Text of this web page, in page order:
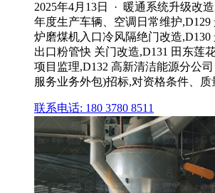
2025年4月13日 · 暖通系统升级改
年度生产车辆、空调日常维护,D129
炉磨煤机入口冷风隔绝门改造
出口粉管快 关门改造,D131 田东莲
项目监理,D132 高新清洁能源分公
服务业务外包)招标,对资格条件、质
联系电话: 180 3780 8511